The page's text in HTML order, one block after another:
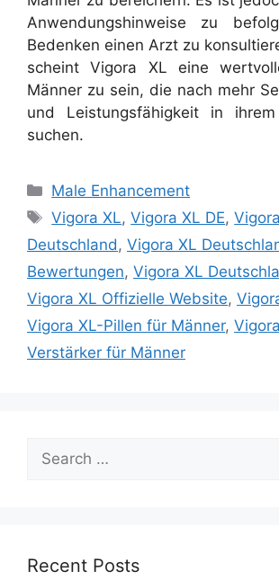
Anwendungshinweise zu
Bedenken einen Arzt zu
scheint Vigora XL eine
Männer zu sein, die nach mehr
und Leistungsfähigkeit in ihrem
suchen.
Categories
Male Enhancement
Tags
Vigora XL,Vigora XL DE,
Deutschland , Vigora XL
Bewertungen, Vigora XL
Vigora XL Offizielle Website,
Vigora XL-Pillen für Männer,
Verstärker für Männer
for:
Recent Posts